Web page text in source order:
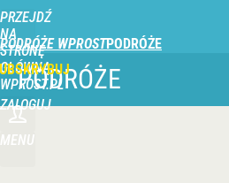
PRZEJDŹ
NA
STRONĘ
GŁÓWNĄ
WPROST.PL
PODRÓŻE WPROST
ZALOGUJ
MENU
PODRÓŻE